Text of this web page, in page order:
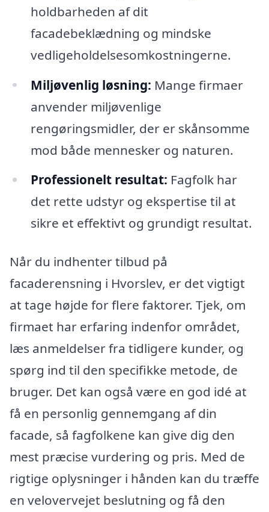
holdbarheden af dit
facadebeklædning og mindske
vedligeholdelsesomkostningerne.
Miljøvenlig løsning: Mange firmaer
anvender miljøvenlige
rengøringsmidler, der er skånsomme
mod både mennesker og naturen.
Professionelt resultat: Fagfolk har
det rette udstyr og ekspertise til at
sikre et effektivt og grundigt resultat.
Når du indhenter tilbud på
facaderensning i Hvorslev, er det vigtigt
at tage højde for flere faktorer. Tjek, om
firmaet har erfaring indenfor området,
læs anmeldelser fra tidligere kunder, og
spørg ind til den specifikke metode, de
bruger. Det kan også være en god idé at
få en personlig gennemgang af din
facade, så fagfolkene kan give dig den
mest præcise vurdering og pris. Med de
rigtige oplysninger i hånden kan du træffe
en velovervejet beslutning og få den